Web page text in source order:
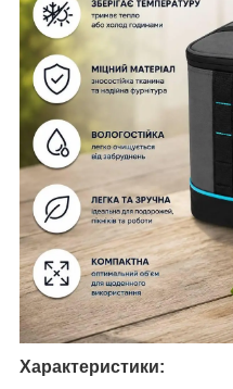
Характеристики: